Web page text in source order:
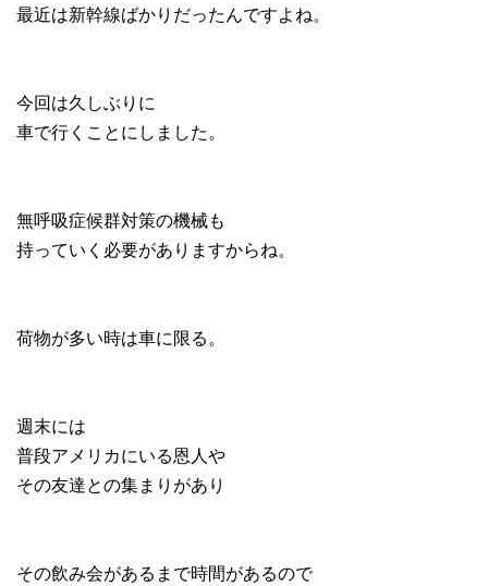
最近は新幹線ばかりだったんですよね。
今回は久しぶりに
車で行くことにしました。
無呼吸症候群対策の機械も
持っていく必要がありますからね。
荷物が多い時は車に限る。
週末には
普段アメリカにいる恩人や
その友達との集まりがあり
その飲み会があるまで時間があるので